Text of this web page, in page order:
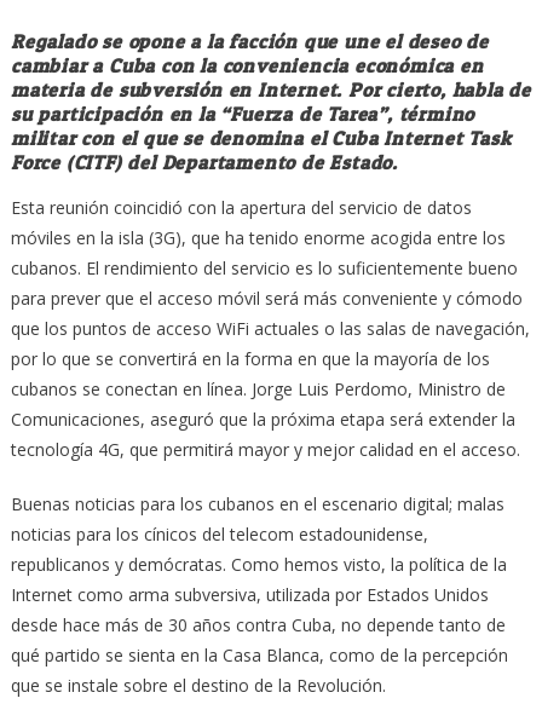
Regalado se opone a la facción que une el deseo de
cambiar a Cuba con la conveniencia económica en
materia de subversión en Internet. Por cierto, habla de
su participación en la “Fuerza de Tarea”, término
militar con el que se denomina el Cuba Internet Task
Force (CITF) del Departamento de Estado.
Esta reunión coincidió con la apertura del servicio de datos
móviles en la isla (3G), que ha tenido enorme acogida entre los
cubanos. El rendimiento del servicio es lo suficientemente bueno
para prever que el acceso móvil será más conveniente y cómodo
que los puntos de acceso WiFi actuales o las salas de navegación,
por lo que se convertirá en la forma en que la mayoría de los
cubanos se conectan en línea. Jorge Luis Perdomo, Ministro de
Comunicaciones, aseguró que la próxima etapa será extender la
tecnología 4G, que permitirá mayor y mejor calidad en el acceso.
Buenas noticias para los cubanos en el escenario digital; malas
noticias para los cínicos del telecom estadounidense,
republicanos y demócratas. Como hemos visto, la política de la
Internet como arma subversiva, utilizada por Estados Unidos
desde hace más de 30 años contra Cuba, no depende tanto de
qué partido se sienta en la Casa Blanca, como de la percepción
que se instale sobre el destino de la Revolución.